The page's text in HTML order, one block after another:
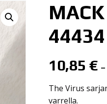
44434
10,85€ –
The Virus
varrella.